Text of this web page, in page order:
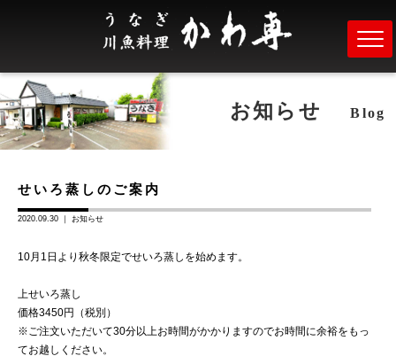
お知らせ Blog
せいろ蒸しのご案内
2020.09.30 ｜ お知らせ
10月1日より秋冬限定でせいろ蒸しを始めます。
上せいろ蒸し
価格3450円（税別）
※ご注文いただいて30分以上お時間がかかりますのでお時間に余裕をもっ
てお越しください。